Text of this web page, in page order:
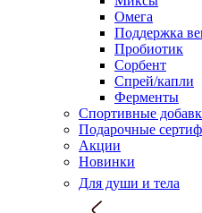
Омега
Поддержка
Пробиотик
Сорбент
Спрей/капли
Ферменты
Спортивные
Подарочные
Акции
Новинки
Для души и тела